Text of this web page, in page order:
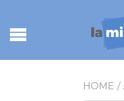
HOME /